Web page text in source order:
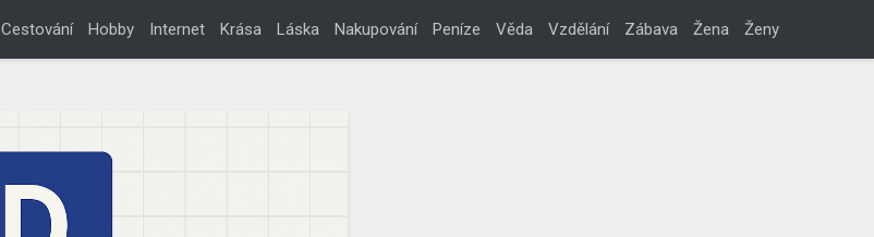
Cestování Hobby Internet Krása Láska Nakupování Peníze Věda Vzdělání Zábava Žena Ženy